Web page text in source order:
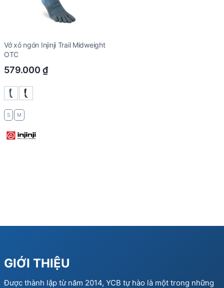
Vớ xỏ ngón Injinji Trail Midweight
OTC
579.000 ₫
S M
GIỚI THIỆU
Được thành lập từ năm 2014, YCB tự hào là một trong những